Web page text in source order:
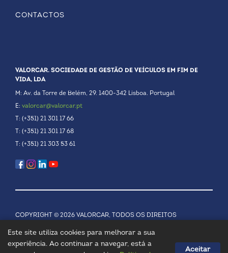
CONTACTOS
VALORCAR. SOCIEDADE DE GESTÃO DE VEÍCULOS EM FIM DE
VIDA, LDA
M: Av. da Torre de Belém, 29. 1400-342 Lisboa. Portugal
E: valorcar@valorcar.pt
T: (+351) 21 301 17 66
T: (+351) 21 301 17 68
T: (+351) 21 303 53 61
COPYRIGHT © 2026 VALORCAR, TODOS OS DIREITOS
Este site utiliza cookies para melhorar a sua
experiência. Ao continuar a navegar, está a
Aceitar